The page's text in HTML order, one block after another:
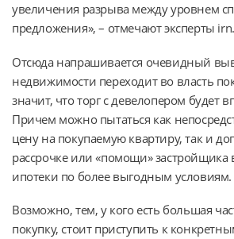
увеличения разрыва между уровнем
предложения», – отмечают эксперты
Отсюда напрашивается очевидный
недвижимости переходит во власть
значит, что торг с девелопером будет
Причем можно пытаться как
цену на покупаемую квартиру, так и
рассрочке или «помощи» застройщика
ипотеки по более выгодным условиям.
Возможно, тем, у кого есть большая
покупку, стоит приступить к